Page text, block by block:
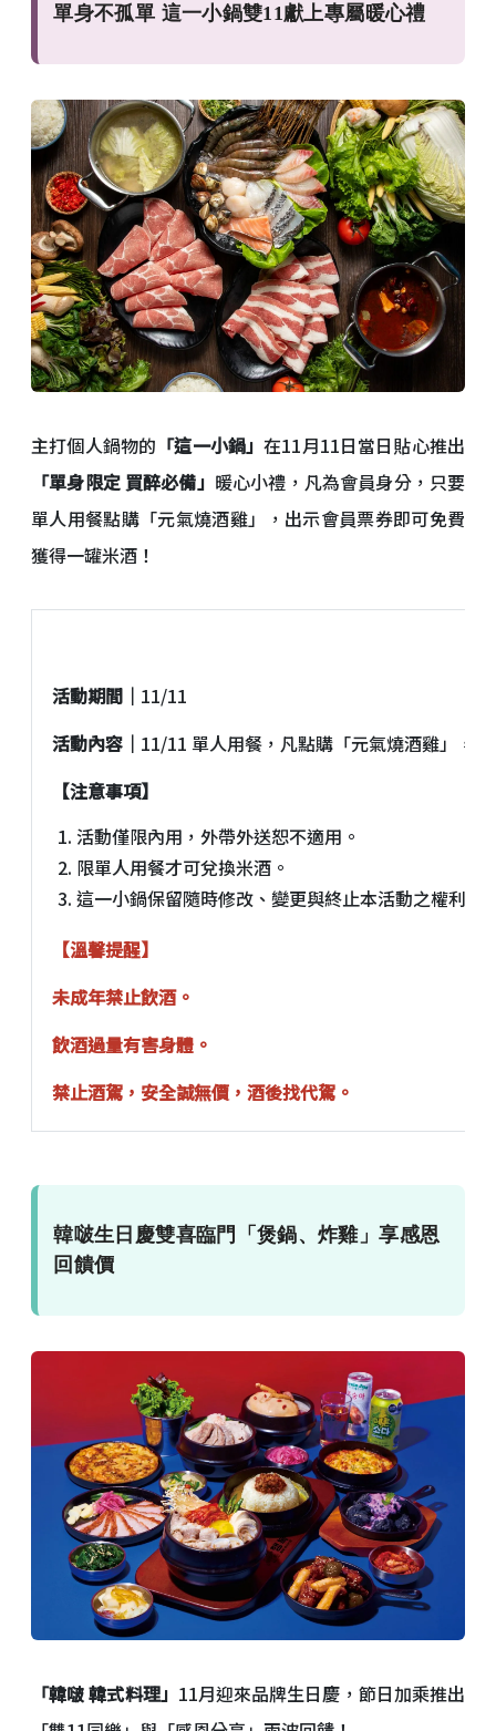
單身不孤單 這一小鍋雙11獻上專屬暖心禮
主打個人鍋物的 「這一小鍋」在11月11日當日貼心推出
「單身限定 買醉必備」 暖心小禮，凡為會員身分，只要
單人用餐點購「元氣燒酒雞」，出示會員票券即可免費
獲得一罐米酒！
活動期間｜ 11/11
活動內容｜ 11/11 單人用餐，凡點購「元氣燒酒雞」，
【注意事項】
活動僅限內用，外帶外送恕不適用。
限單人用餐才可兌換米酒。
這一小鍋保留隨時修改、變更與終止本活動之權利
【溫馨提醒】
未成年禁止飲酒。
飲酒過量有害身體。
禁止酒駕，安全誠無價，酒後找代駕。
韓啵生日慶雙喜臨門「煲鍋、炸雞」享感恩
回饋價
「韓啵 韓式料理」 11月迎來品牌生日慶，節日加乘推出